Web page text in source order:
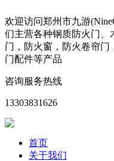
欢迎访问郑州市九游
们主营各种钢质防火门、
门，防火窗，防火卷帘门
门配件等产品
咨询服务热线
13303831626
首页
关于我们